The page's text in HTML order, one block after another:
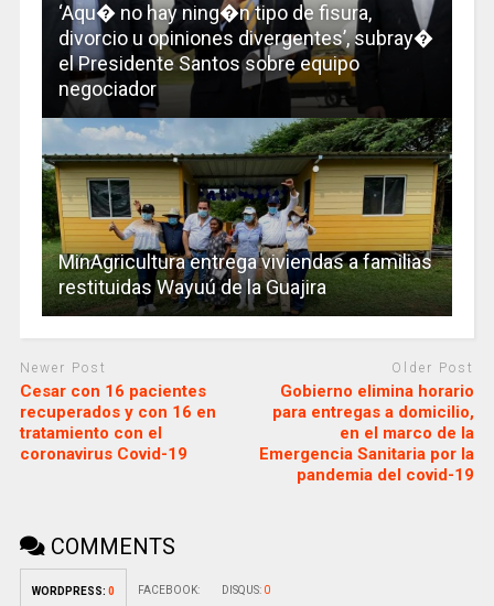
‘Aqu� no hay ning�n tipo de fisura,
divorcio u opiniones divergentes’, subray�
el Presidente Santos sobre equipo
negociador
MinAgricultura entrega viviendas a familias
restituidas Wayuú de la Guajira
Newer Post
Cesar con 16 pacientes
recuperados y con 16 en
tratamiento con el
coronavirus Covid-19
Older Post
Gobierno elimina horario
para entregas a domicilio,
en el marco de la
Emergencia Sanitaria por la
pandemia del covid-19
COMMENTS
WORDPRESS: 0 FACEBOOK: DISQUS: 0